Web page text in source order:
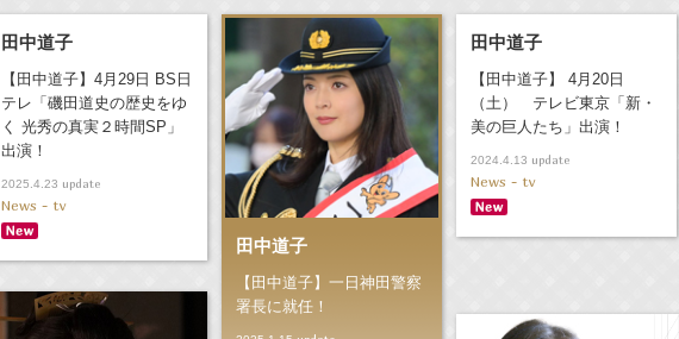
田中道子
【田中道子】4月29日 BS日
テレ「磯田道史の歴史をゆ
く 光秀の真実２時間SP」
出演！
2025.4.23 update
News - tv
田中道子
【田中道子】一日神田警察
署長に就任！
田中道子
【田中道子】 4月20日
（土） テレビ東京「新・
美の巨人たち」出演！
2024.4.13 update
News - tv